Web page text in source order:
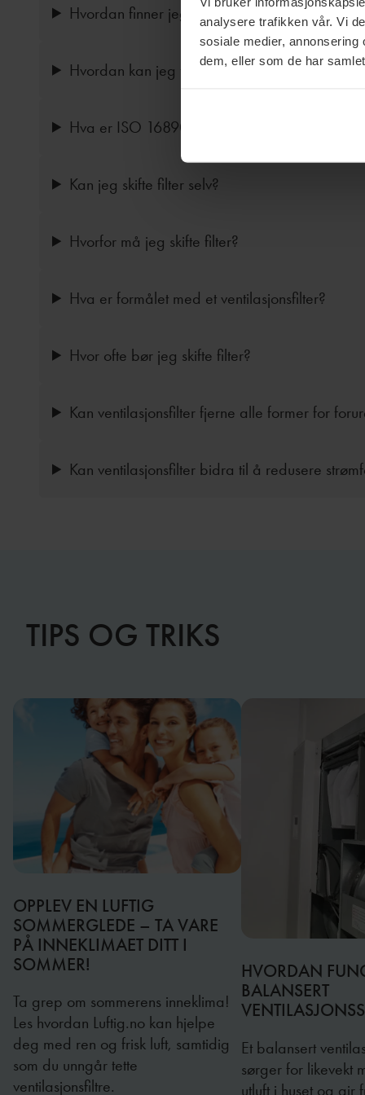
analysere trafikken vår. Vi
sosiale medier,
dem, eller som de har
Hvordan finner jeg hvilket ventilasjonsfilter jeg
Hvordan kan jeg finne ut om jeg har
Hva er ISO 16890?
Kan jeg skifte filter selv?
Hvorfor må jeg skifte filter?
Hva er formålet med et ventilasjonsfilter?
Hvor ofte bør jeg skifte filter?
Kan ventilasjonsfilter fjerne alle former for
Kan ventilasjonsfilter bidra til å redusere
TIPS OG TRIKS
OPPLEV EN LUFTIG
SOMMERGLEDE – TA VARE
PÅ INNEKLIMAET DITT I
SOMMER!
Ta grep om sommerens inneklima!
Les hvordan Luftig.no kan hjelpe
deg med ren og frisk luft, samtidig
som du unngår tette
ventilasjonsfiltre.
HVORDAN
BALANSERT
Et balansert
sørger for likevekt
utluft i huset og gir